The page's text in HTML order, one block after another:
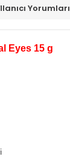
Yorumları
Eyes 15 g